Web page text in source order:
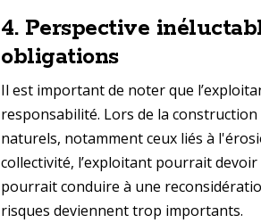
4. Perspective
obligations
Il est important de noter que
responsabilité. Lors de la
naturels, notamment ceux liés à
collectivité, l’exploitant pourrait
pourrait conduire à une
risques deviennent trop importants.